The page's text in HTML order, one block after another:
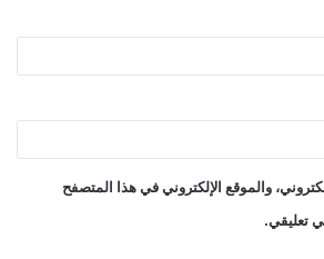
والموقع الإلكتروني في هذا المتصفح
تعليقي.